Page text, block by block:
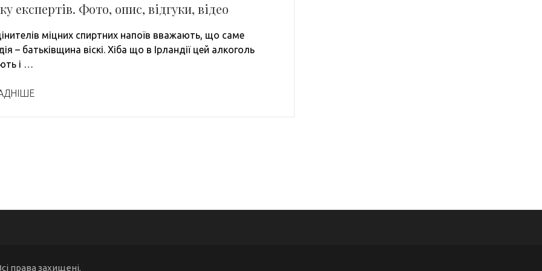
експертів. Фото, опис, відгуки, відео
міцних спиртних напоїв вважають, що саме
– батьківщина віскі. Хіба що в Ірландії цей алкоголь
і …
права захищені.